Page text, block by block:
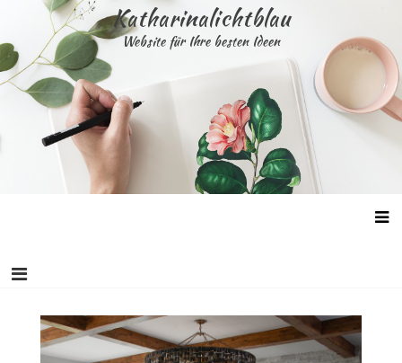
content
Katharinalichtblau
Website für Ihre besten Ideen